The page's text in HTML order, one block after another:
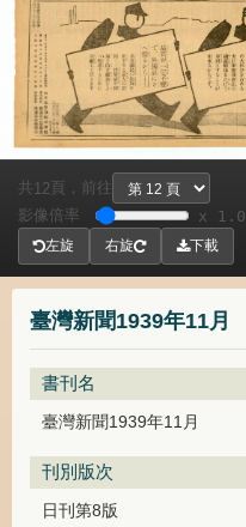
臺灣新聞1939年11月
書刊名
臺灣新聞1939年11月
刊別版次
日刊第8版
共 12頁， 前往
影像倍率
x 1.0
左旋 右旋 下載